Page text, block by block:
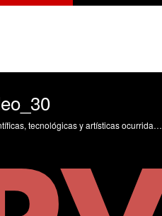
Divulgación de las actividades científicas, tecnológicas y artísticas ocurridas en los tres campus de la UPV